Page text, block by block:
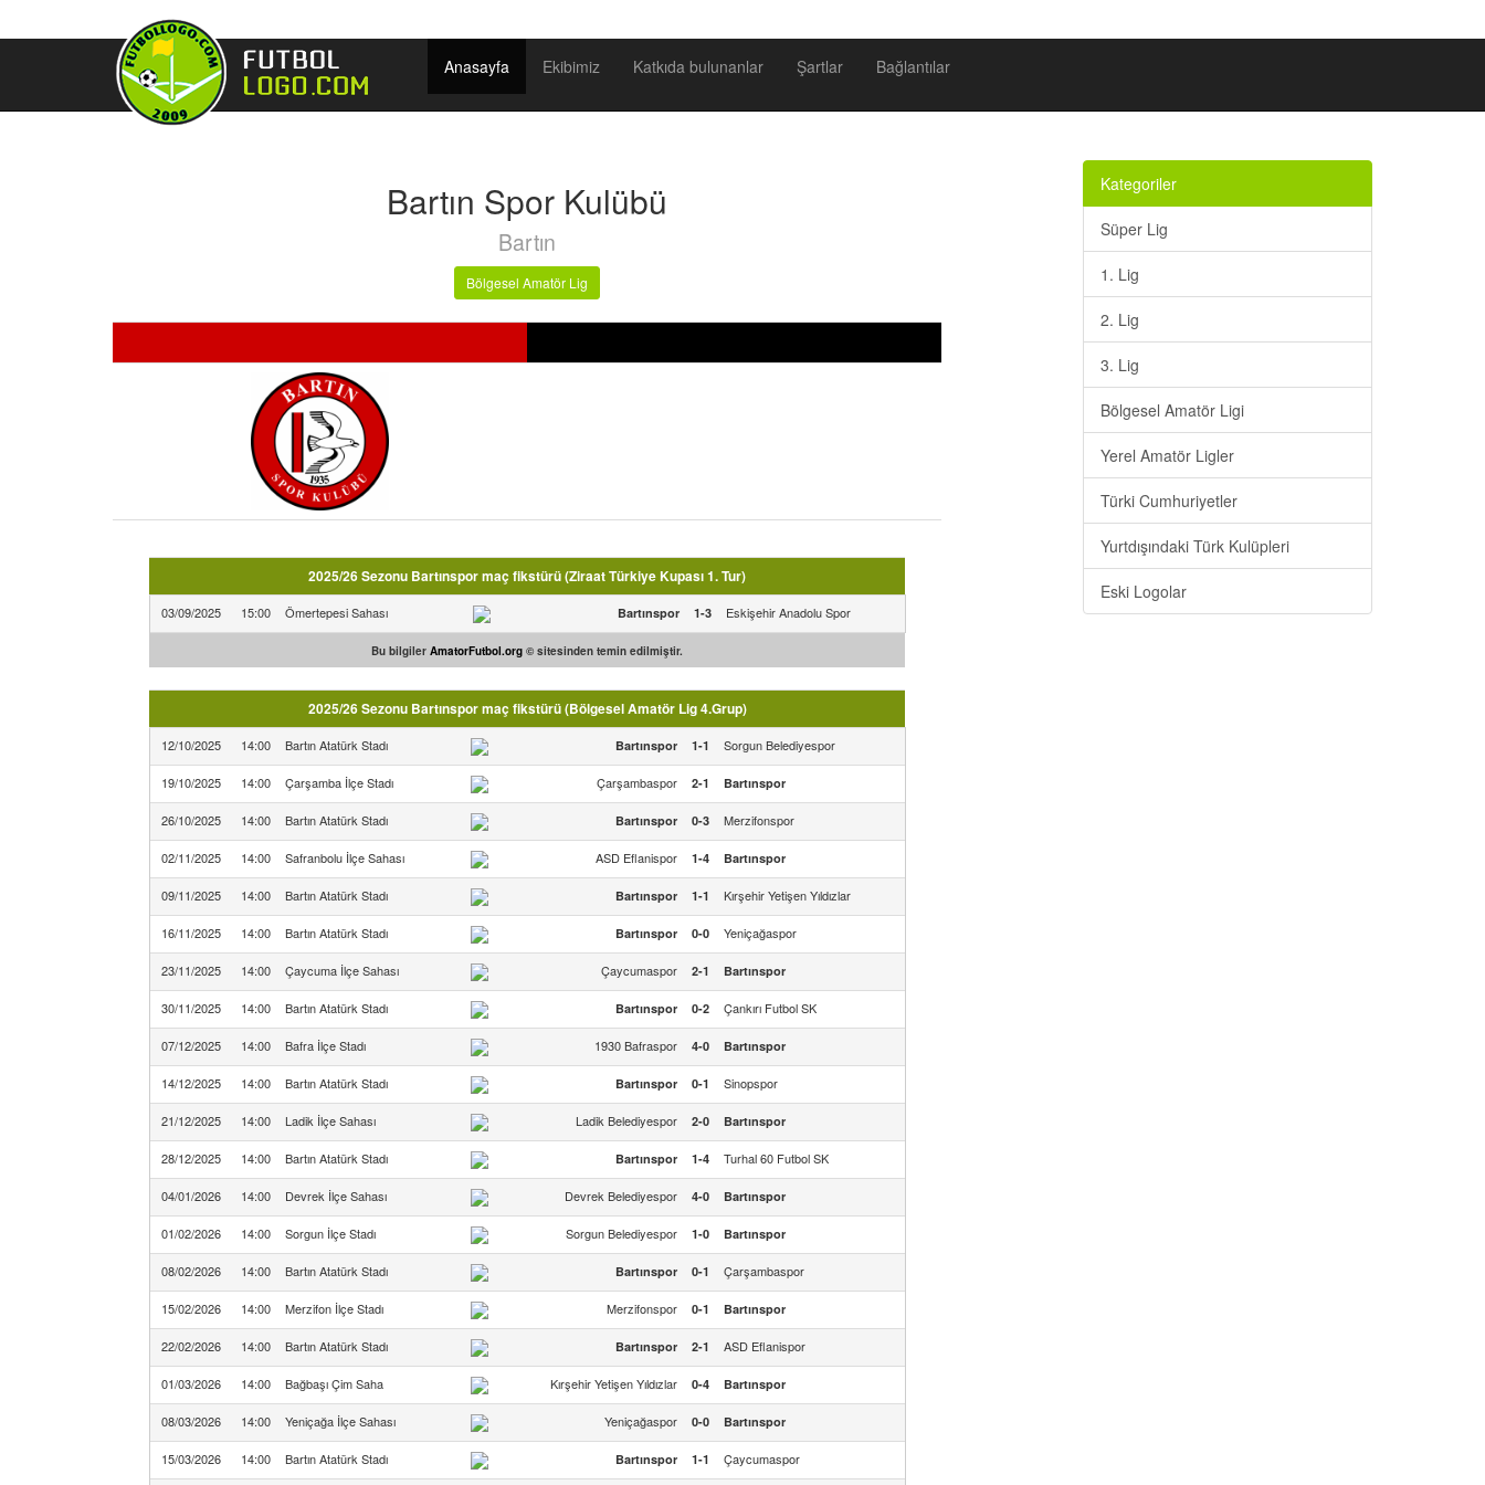
Anasayfa Ekibimiz Katkıda bulunanlar Şartlar Bağlantılar
Bartın Spor Kulübü
Bartın
Bölgesel Amatör Lig
2025/26 Sezonu Bartınspor maç fikstürü (Ziraat Türkiye Kupası 1. Tur)
03/09/2025 15:00 Ömertepesi Sahası Bartınspor 1-3 Eskişehir Anadolu Spor
Bu bilgiler AmatorFutbol.org © sitesinden temin edilmiştir.
2025/26 Sezonu Bartınspor maç fikstürü (Bölgesel Amatör Lig 4.Grup)
12/10/2025 14:00 Bartın Atatürk Stadı Bartınspor 1-1 Sorgun Belediyespor
19/10/2025 14:00 Çarşamba İlçe Stadı Çarşambaspor 2-1 Bartınspor
26/10/2025 14:00 Bartın Atatürk Stadı Bartınspor 0-3 Merzifonspor
02/11/2025 14:00 Safranbolu İlçe Sahası ASD Eflanispor 1-4 Bartınspor
09/11/2025 14:00 Bartın Atatürk Stadı Bartınspor 1-1 Kırşehir Yetişen Yıldızlar
16/11/2025 14:00 Bartın Atatürk Stadı Bartınspor 0-0 Yeniçağaspor
23/11/2025 14:00 Çaycuma İlçe Sahası Çaycumaspor 2-1 Bartınspor
30/11/2025 14:00 Bartın Atatürk Stadı Bartınspor 0-2 Çankırı Futbol SK
07/12/2025 14:00 Bafra İlçe Stadı 1930 Bafraspor 4-0 Bartınspor
14/12/2025 14:00 Bartın Atatürk Stadı Bartınspor 0-1 Sinopspor
21/12/2025 14:00 Ladik İlçe Sahası Ladik Belediyespor 2-0 Bartınspor
28/12/2025 14:00 Bartın Atatürk Stadı Bartınspor 1-4 Turhal 60 Futbol SK
04/01/2026 14:00 Devrek İlçe Sahası Devrek Belediyespor 4-0 Bartınspor
01/02/2026 14:00 Sorgun İlçe Stadı Sorgun Belediyespor 1-0 Bartınspor
08/02/2026 14:00 Bartın Atatürk Stadı Bartınspor 0-1 Çarşambaspor
15/02/2026 14:00 Merzifon İlçe Stadı Merzifonspor 0-1 Bartınspor
22/02/2026 14:00 Bartın Atatürk Stadı Bartınspor 2-1 ASD Eflanispor
01/03/2026 14:00 Bağbaşı Çim Saha Kırşehir Yetişen Yıldızlar 0-4 Bartınspor
08/03/2026 14:00 Yeniçağa İlçe Sahası Yeniçağaspor 0-0 Bartınspor
15/03/2026 14:00 Bartın Atatürk Stadı Bartınspor 1-1 Çaycumaspor
Kategoriler
Süper Lig
1. Lig
2. Lig
3. Lig
Bölgesel Amatör Ligi
Yerel Amatör Ligler
Türki Cumhuriyetler
Yurtdışındaki Türk Kulüpleri
Eski Logolar